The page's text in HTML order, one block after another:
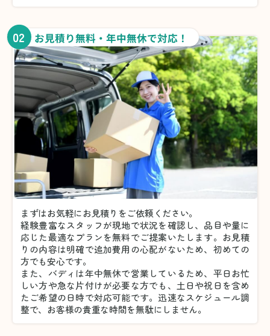
02 お見積り無料・年中無休で対応！
まずはお気軽にお見積りをご依頼ください。
経験豊富なスタッフが現地で状況を確認し、品目や量に
応じた最適なプランを無料でご提案いたします。お見積
りの内容は明確で追加費用の心配がないため、初めての
方でも安心です。
また、バディは年中無休で営業しているため、平日お忙
しい方や急な片付けが必要な方でも、土日や祝日を含め
たご希望の日時で対応可能です。迅速なスケジュール調
整で、お客様の貴重な時間を無駄にしません。